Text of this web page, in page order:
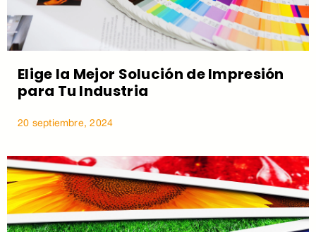
Elige la Mejor Solución de Impresión
para Tu Industria
20 septiembre, 2024